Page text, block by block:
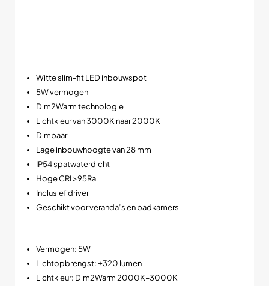
Witte slim-fit LED inbouwspot
5W vermogen
Dim2Warm technologie
Lichtkleur van 3000K naar 2000K
Dimbaar
Lage inbouwhoogte van 28 mm
IP54 spatwaterdicht
Hoge CRI >95Ra
Inclusief driver
Geschikt voor veranda’s en badkamers
Vermogen: 5W
Lichtopbrengst: ±320 lumen
Lichtkleur: Dim2Warm 2000K–3000K